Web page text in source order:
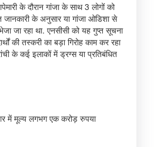
के दौरान गांजा के साथ 3 लोगों को
जानकारी के अनुसार या गांजा ओडिशा से
जा रहा था. एनसीसी को यह गुप्त सूचना
की तस्करी का बड़ा गिरोह काम कर रहा
के कई इलाकों में ड्रग्स या प्रतिबंधित
में मूल्य लगभग एक करोड़ रुपया